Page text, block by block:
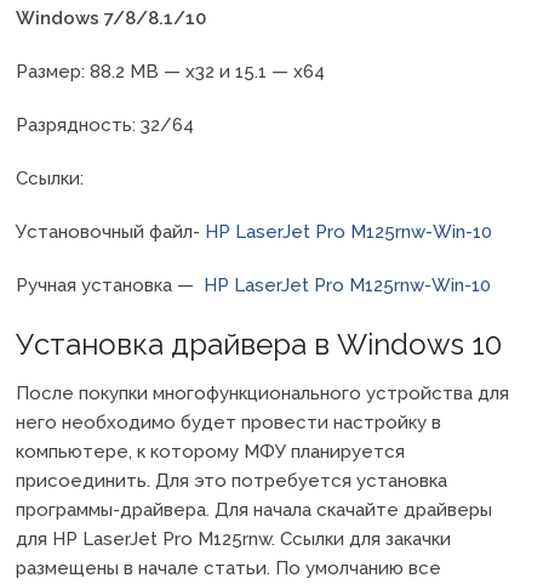
Windows 7/8/8.1/10
Размер: 88.2 MB — x32 и 15.1 — x64
Разрядность: 32/64
Ссылки:
Установочный файл- HP LaserJet Pro M125rnw-Win-10
Ручная установка — HP LaserJet Pro M125rnw-Win-10
Установка драйвера в Windows 10
После покупки многофункционального устройства для
него необходимо будет провести настройку в
компьютере, к которому МФУ планируется
присоединить. Для это потребуется установка
программы-драйвера. Для начала скачайте драйверы
для HP LaserJet Pro M125rnw. Ссылки для закачки
размещены в начале статьи. По умолчанию все